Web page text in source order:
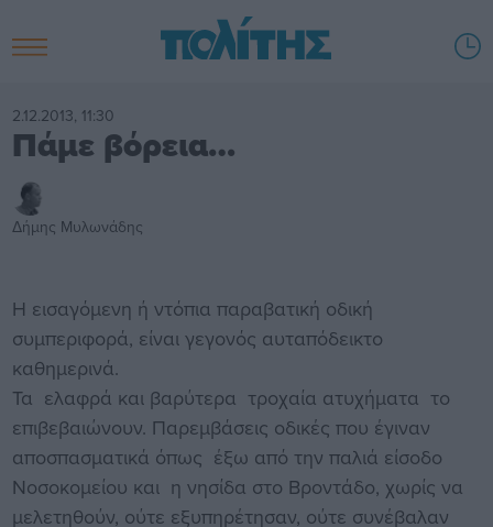
2.12.2013, 11:30
Πάμε βόρεια…
Δήμης Μυλωνάδης
Η εισαγόμενη ή ντόπια παραβατική οδική
συμπεριφορά, είναι γεγονός αυταπόδεικτο
καθημερινά.
Τα ελαφρά και βαρύτερα τροχαία ατυχήματα το
επιβεβαιώνουν. Παρεμβάσεις οδικές που έγιναν
αποσπασματικά όπως έξω από την παλιά είσοδο
Νοσοκομείου και η νησίδα στο Βροντάδο, χωρίς να
μελετηθούν, ούτε εξυπηρέτησαν, ούτε συνέβαλαν